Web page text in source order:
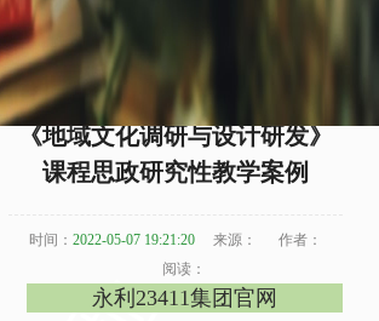
优秀教学设计
当前位置:首页 课程思政
《地域文化调研与设计研发》
课程思政研究性教学案例
时间： 2022-05-07 19:21:20 来源：
作者：
阅读：
永利23411集团官网